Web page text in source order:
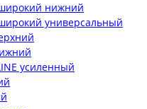
нижний
универсальный
усиленный